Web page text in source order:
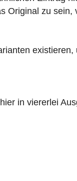
Original zu
in viererlei